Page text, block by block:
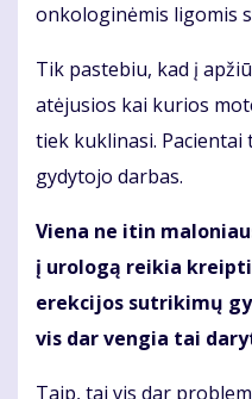
onkologinėmis ligomis
Tik pastebiu, kad į
atėjusios kai kurios
tiek kuklinasi.
gydytojo darbas.
Viena ne itin
į urologą reikia
erekcijos sutrikimų
vis dar vengia tai
Taip, tai vis dar